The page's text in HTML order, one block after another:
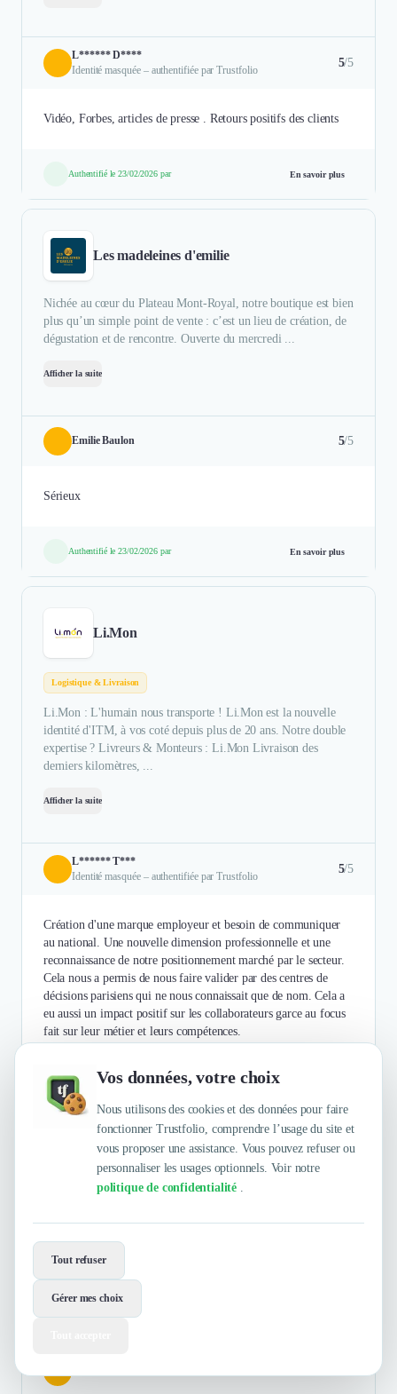
Vos données, votre choix
Nous utilisons des cookies et des données pour faire
fonctionner Trustfolio, comprendre l’usage du site et
vous proposer une assistance. Vous pouvez refuser ou
personnaliser les usages optionnels. Voir notre
politique de confidentialité .
Tout refuser
Gérer mes choix
L****** D****
Identité masquée – authentifiée par Trustfolio
5/5
Vidéo, Forbes, articles de presse . Retours positifs des clients
Authentifié le 23/02/2026 par En savoir plus
Les madeleines d'emilie
Nichée au cœur du Plateau Mont-Royal, notre boutique est bien
plus qu’un simple point de vente : c’est un lieu de création, de
dégustation et de rencontre. Ouverte du mercredi ...
Afficher la suite
Emilie Baulon 5/5
Sérieux
Authentifié le 23/02/2026 par En savoir plus
Li.Mon
Logistique & Livraison
Li.Mon : L'humain nous transporte ! Li.Mon est la nouvelle
identité d'ITM, à vos coté depuis plus de 20 ans. Notre double
expertise ? Livreurs & Monteurs : Li.Mon Livraison des
derniers kilomètres, ...
Afficher la suite
L****** T***
Identité masquée – authentifiée par Trustfolio
5/5
Création d'une marque employeur et besoin de communiquer
au national. Une nouvelle dimension professionnelle et une
reconnaissance de notre positionnement marché par le secteur.
Cela nous a permis de nous faire valider par des centres de
décisions parisiens qui ne nous connaissait que de nom. Cela a
eu aussi un impact positif sur les collaborateurs garce au focus
fait sur leur métier et leurs compétences.
Authentifié le 23/02/2026 par
Meyran Partners LLC-FZ
Afficher la suite